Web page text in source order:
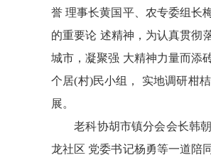
誉 理事长黄国平、农专委组长
的重要论 述精神，为认真贯彻
城市，凝聚强 大精神力量而添
个居(村)民小组， 实地调研柑
展。
老科协胡市镇分会会长韩朝
龙社区 党委书记杨勇等一道陪